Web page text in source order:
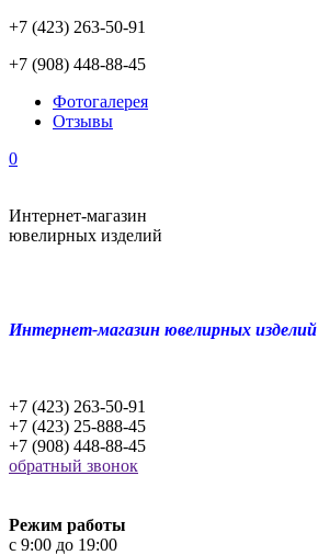
+7 (423) 263-50-91
+7 (908) 448-88-45
Фотогалерея
Отзывы
0
Интернет-магазин
ювелирных изделий
Интернет-магазин ювелирных изделий
+7 (423) 263-50-91
+7 (423) 25-888-45
+7 (908) 448-88-45
обратный звонок
Режим работы
c 9:00 до 19:00